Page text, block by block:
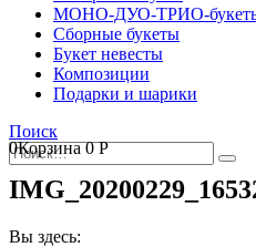
МОНО-ДУО-ТРИО-
Сборные букеты
Букет невесты
Композиции
Подарки и шарики
Поиск
0Корзина0Р
Вы здесь: